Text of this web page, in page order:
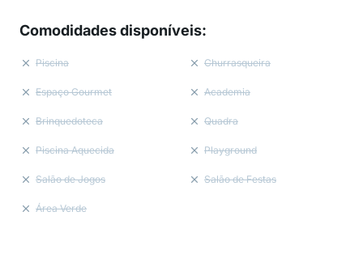
Comodidades disponíveis:
Piscina Churrasqueira
Espaço Gourmet Academia
Brinquedoteca Quadra
Piscina Aquecida Playground
Salão de Jogos Salão de Festas
Área Verde